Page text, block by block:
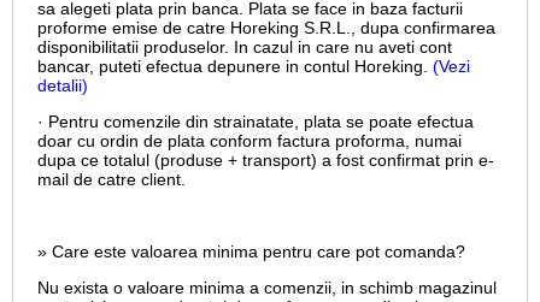
sa alegeti plata prin banca. Plata se face in baza facturii
proforme emise de catre Horeking S.R.L., dupa confirmarea
disponibilitatii produselor. In cazul in care nu aveti cont
bancar, puteti efectua depunere in contul Horeking. (Vezi
detalii)
· Pentru comenzile din strainatate, plata se poate efectua
doar cu ordin de plata conform factura proforma, numai
dupa ce totalul (produse + transport) a fost confirmat prin e-
mail de catre client.
» Care este valoarea minima pentru care pot comanda?
Nu exista o valoare minima a comenzii, in schimb magazinul